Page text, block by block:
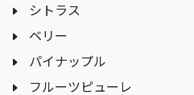
シトラス
ベリー
パイナップル
フルーツピューレ